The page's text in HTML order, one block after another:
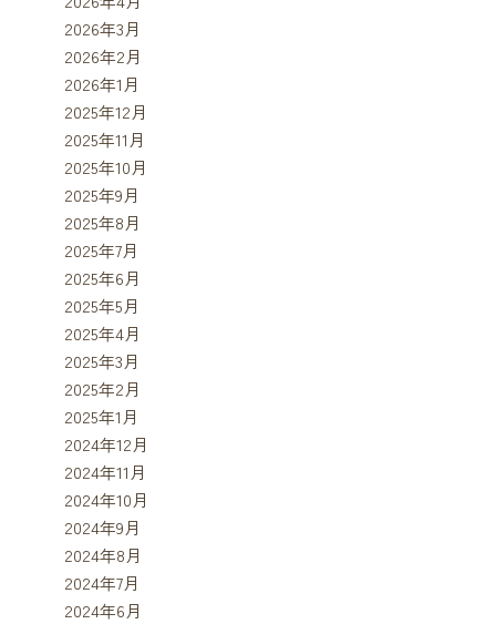
2026年3月
2026年2月
2026年1月
2025年12月
2025年11月
2025年10月
2025年9月
2025年8月
2025年7月
2025年6月
2025年5月
2025年4月
2025年3月
2025年2月
2025年1月
2024年12月
2024年11月
2024年10月
2024年9月
2024年8月
2024年7月
2024年6月